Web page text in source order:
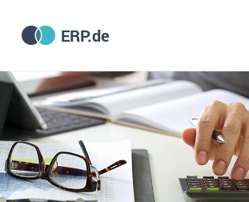
ERP.de
ERP software
Die 15 Schritte einer ERP‑Einführung
Was ist ERP?
ERP vergleichen